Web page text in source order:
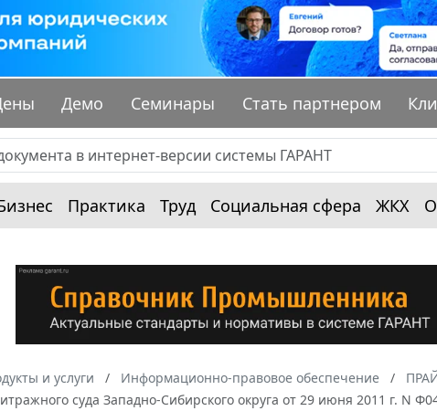
Демо Семинары Стать партнером
Практика Труд Социальная сфера ЖКХ
и услуги Информационно-правовое обеспечение
суда Западно-Сибирского округа от 29 июня 2011 г. N